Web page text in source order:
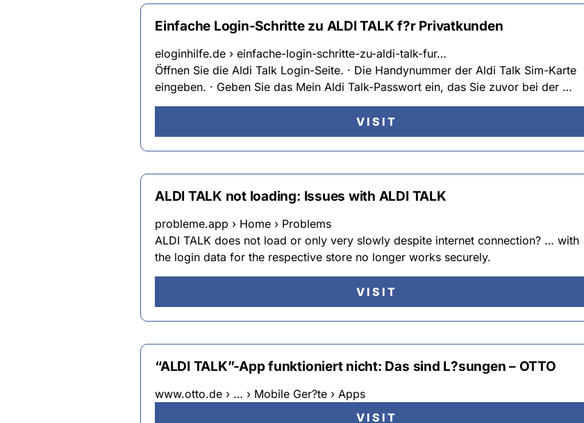
Einfache Login-Schritte zu ALDI TALK f?r Privatkunden
eloginhilfe.de › einfache-login-schritte-zu-aldi-talk-fur…
Öffnen Sie die Aldi Talk Login-Seite. · Die Handynummer der Aldi Talk Sim-Karte
eingeben. · Geben Sie das Mein Aldi Talk-Passwort ein, das Sie zuvor bei der …
VISIT
ALDI TALK not loading: Issues with ALDI TALK
probleme.app › Home › Problems
ALDI TALK does not load or only very slowly despite internet connection? … with
the login data for the respective store no longer works securely.
VISIT
“ALDI TALK”-App funktioniert nicht: Das sind L?sungen – OTTO
www.otto.de › … › Mobile Ger?te › Apps
VISIT